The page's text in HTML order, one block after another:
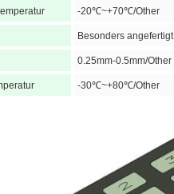
-20℃~+70℃/Other
Besonders angefertigt
0.25mm-0.5mm/Other
-30℃~+80℃/Other